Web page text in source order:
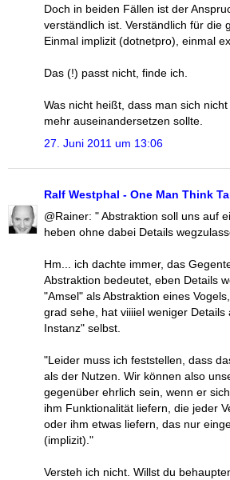
Doch in beiden Fällen ist der
verständlich ist. Verständlich für die
Einmal implizit (dotnetpro), einmal
Das (!) passt nicht, finde ich.
Was nicht heißt, dass man sich
mehr auseinandersetzen sollte.
27. Juni 2011 um 13:06
Ralf Westphal - One Man Think
@Rainer: " Abstraktion soll uns auf
heben ohne dabei Details
Hm... ich dachte immer, das
Abstraktion bedeutet, eben Details
"Amsel" als Abstraktion eines
grad sehe, hat viiiiel weniger Details
Instanz" selbst.
"Leider muss ich feststellen, dass
als der Nutzen. Wir können also
gegenüber ehrlich sein, wenn er
ihm Funktionalität liefern, die jeder
oder ihm etwas liefern, das nur
(implizit)."
Versteh ich nicht. Willst du